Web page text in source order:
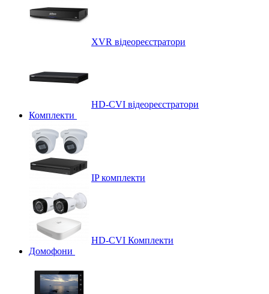
XVR відеореєстратори
HD-CVI відеореєстратори
Комплекти
IP комплекти
HD-CVI Комплекти
Домофони